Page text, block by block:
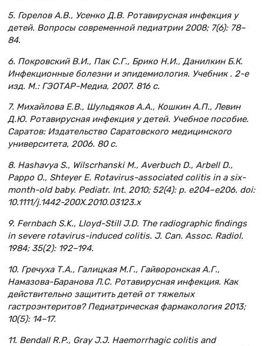
5. Горелов А.В., Усенко Д.В. Ротавирусная инфекция у
детей. Вопросы современной педиатрии 2008; 7(6): 78–
84.
6. Покровский В.И., Пак С.Г., Брико Н.И., Данилкин Б.К.
Инфекционные болезни и эпидемиология. Учебник . 2-е
изд. М.: ГЭОТАР-Медиа, 2007. 816 с.
7. Михайлова Е.В., Шульдяков А.А., Кошкин А.П., Левин
Д.Ю. Ротавирусная инфекция у детей. Учебное пособие.
Саратов: Издательство Саратовского медицинского
университета, 2006. 80 с.
8. Hashavya S., Wilscrhanski M., Averbuch D., Arbell D.,
Pappo O., Shteyer E. Rotavirus-associated colitis in a six-
month-old baby. Pediatr. Int. 2010; 52(4): p. e204–e206. doi:
10.1111/j.1442-200X.2010.03123.x
9. Fernbach S.K., Lloyd-Still J.D. The radiographic findings
in severe rotavirus-induced colitis. J. Can. Assoc. Radiol.
1984; 35(2): 192–194.
10. Гречуха Т.А., Галицкая М.Г., Гайворонская А.Г.,
Намазова-Баранова Л.С. Ротавирусная инфекция. Как
действительно защитить детей от тяжелых
гастроэнтеритов? Педиатрическая фармакология 2013;
10(5): 14–17.
11. Bendall R.P., Gray J.J. Haemorrhagic colitis and